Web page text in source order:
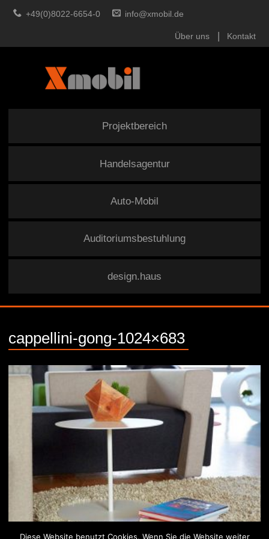
+49(0)8022-6654-0 info@xmobil.de
Über uns Kontakt
Projektbereich
Handelsagentur
Auto-Mobil
Auditoriumsbestuhlung
design.haus
cappellini-gong-1024×683
Diese Website benutzt Cookies. Wenn Sie die Website weiter